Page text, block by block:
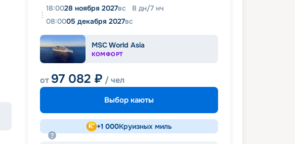
18:0028 ноября 2027вс 8 дн/7 нч
08:0005 декабря 2027вс
MSC World Asia
КОМФОРТ
от 97 082 ₽ / чел
Выбор каюты
+1 000Круизных миль